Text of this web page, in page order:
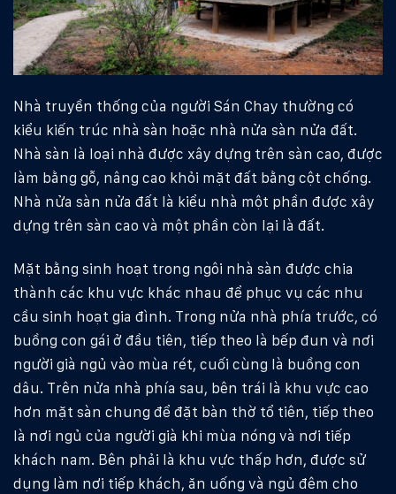
Nhà truyền thống của người Sán Chay thường có
kiểu kiến trúc nhà sàn hoặc nhà nửa sàn nửa đất.
Nhà sàn là loại nhà được xây dựng trên sàn cao, được
làm bằng gỗ, nâng cao khỏi mặt đất bằng cột chống.
Nhà nửa sàn nửa đất là kiểu nhà một phần được xây
dựng trên sàn cao và một phần còn lại là đất.
Mặt bằng sinh hoạt trong ngôi nhà sàn được chia
thành các khu vực khác nhau để phục vụ các nhu
cầu sinh hoạt gia đình. Trong nửa nhà phía trước, có
buồng con gái ở đầu tiên, tiếp theo là bếp đun và nơi
người già ngủ vào mùa rét, cuối cùng là buồng con
dâu. Trên nửa nhà phía sau, bên trái là khu vực cao
hơn mặt sàn chung để đặt bàn thờ tổ tiên, tiếp theo
là nơi ngủ của người già khi mùa nóng và nơi tiếp
khách nam. Bên phải là khu vực thấp hơn, được sử
dụng làm nơi tiếp khách, ăn uống và ngủ đêm cho